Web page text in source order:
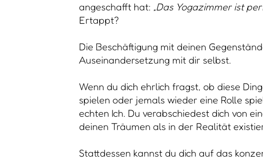
angeschafft hat: „Das Yogazimmer ist
Ertappt?
Die Beschäftigung mit deinen
Auseinandersetzung mit dir selbst.
Wenn du dich ehrlich fragst, ob diese
spielen oder jemals wieder eine Rolle
echten Ich. Du verabschiedest dich von
deinen Träumen als in der Realität
Stattdessen kannst du dich auf das